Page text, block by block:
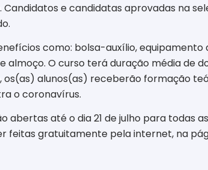
. Candidatos e candidatas aprovadas na
como: bolsa-auxílio,
almoço. O curso terá duração média de
os(as) alunos(as) receberão formação
o coronavírus.
abertas até o dia 21 de julho para todas
feitas gratuitamente pela internet, na